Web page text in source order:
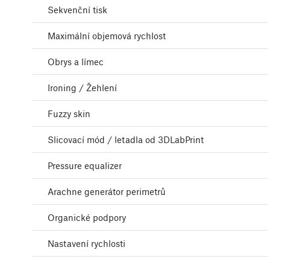
Sekvenční tisk
Maximální objemová rychlost
Obrys a límec
Ironing / Žehlení
Fuzzy skin
Slicovací mód / letadla od 3DLabPrint
Pressure equalizer
Arachne generátor perimetrů
Organické podpory
Nastavení rychlosti